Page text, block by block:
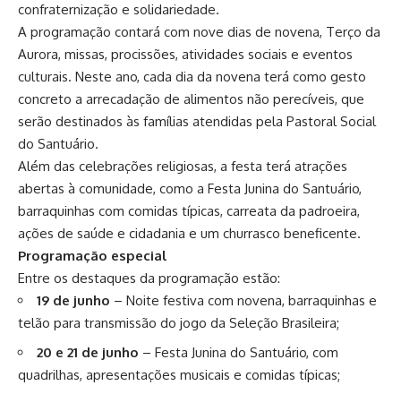
confraternização e solidariedade.
A programação contará com nove dias de novena, Terço da
Aurora, missas, procissões, atividades sociais e eventos
culturais. Neste ano, cada dia da novena terá como gesto
concreto a arrecadação de alimentos não perecíveis, que
serão destinados às famílias atendidas pela Pastoral Social
do Santuário.
Além das celebrações religiosas, a festa terá atrações
abertas à comunidade, como a Festa Junina do Santuário,
barraquinhas com comidas típicas, carreata da padroeira,
ações de saúde e cidadania e um churrasco beneficente.
Programação especial
Entre os destaques da programação estão:
19 de junho – Noite festiva com novena, barraquinhas e
telão para transmissão do jogo da Seleção Brasileira;
20 e 21 de junho – Festa Junina do Santuário, com
quadrilhas, apresentações musicais e comidas típicas;